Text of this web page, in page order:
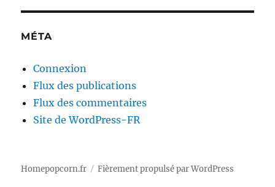
MÉTA
Connexion
Flux des publications
Flux des commentaires
Site de WordPress-FR
Homepopcorn.fr Fièrement propulsé par WordPress